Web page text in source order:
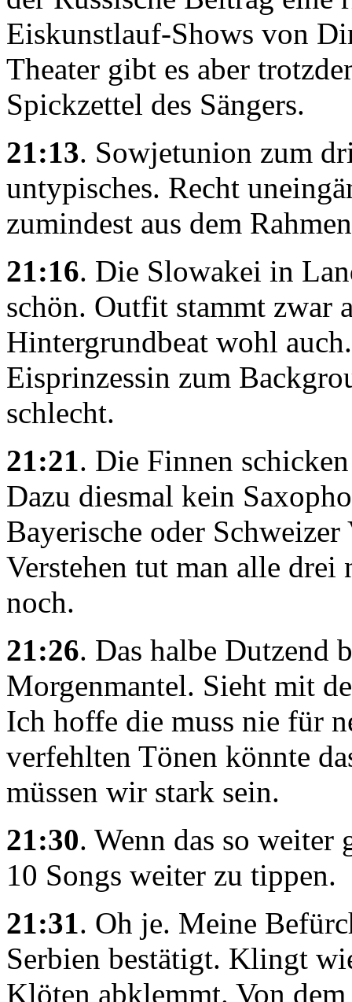
Eiskunstlauf-Shows von
Theater gibt es aber
Spickzettel des Sängers.
21:13. Sowjetunion zum
untypisches. Recht
zumindest aus dem
21:16. Die Slowakei in
schön. Outfit stammt zwar
Hintergrundbeat wohl
Eisprinzessin zum
schlecht.
21:21. Die Finnen
Dazu diesmal kein
Bayerische oder
Verstehen tut man alle
noch.
21:26. Das halbe Dutzend
Morgenmantel. Sieht mit
Ich hoffe die muss nie für
verfehlten Tönen könnte
müssen wir stark sein.
21:30. Wenn das so weiter
10 Songs weiter zu tippen.
21:31. Oh je. Meine
Serbien bestätigt. Klingt
Klöten abklemmt. Von